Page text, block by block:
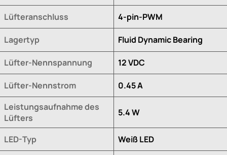
Lüfteranschluss 4-pin-PWM
Lagertyp Fluid Dynamic Bearing
Lüfter-Nennspannung 12 VDC
Lüfter-Nennstrom
0.45 A
Leistungsaufnahme des
Lüfters
5.4 W
LED-Typ Weiß LED